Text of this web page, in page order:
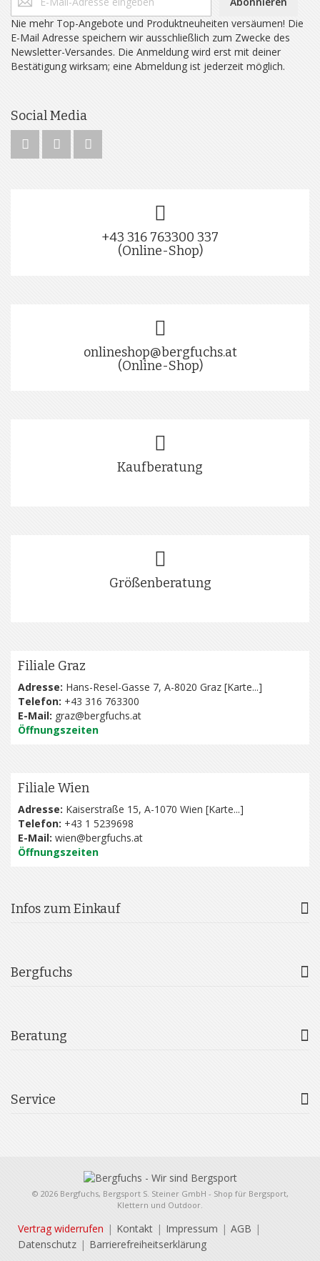
Nie mehr Top-Angebote und Produktneuheiten versäumen! Die
E-Mail Adresse speichern wir ausschließlich zum Zwecke des
Newsletter-Versandes. Die Anmeldung wird erst mit deiner
Bestätigung wirksam; eine Abmeldung ist jederzeit möglich.
Social Media
+43 316 763300 337
(Online-Shop)
onlineshop@bergfuchs.at
(Online-Shop)
Kaufberatung
Größenberatung
Filiale Graz
Adresse: Hans-Resel-Gasse 7, A-8020 Graz [Karte...]
Telefon: +43 316 763300
E-Mail: graz@bergfuchs.at
Öffnungszeiten
Filiale Wien
Adresse: Kaiserstraße 15, A-1070 Wien [Karte...]
Telefon: +43 1 5239698
E-Mail: wien@bergfuchs.at
Öffnungszeiten
Infos zum Einkauf
Bergfuchs
Beratung
Service
© 2026 Bergfuchs, Bergsport S. Steiner GmbH - Shop für Bergsport,
Klettern und Outdoor.
Vertrag widerrufen Kontakt Impressum
AGB
Datenschutz
Barrierefreiheitserklärung